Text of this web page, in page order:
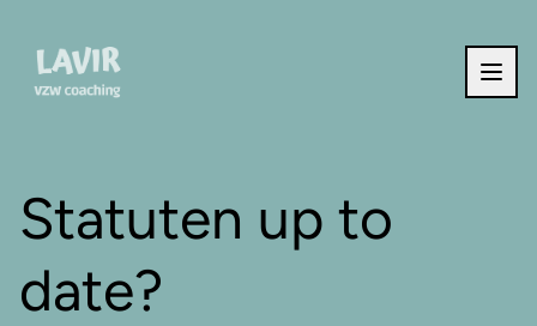
Ga naar de inhoud
Statuten up to
date?